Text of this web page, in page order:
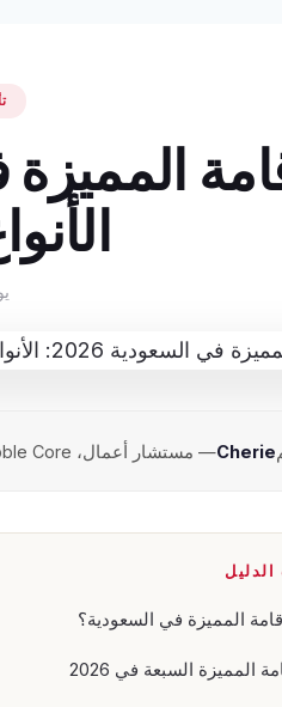
Cherie— مستشار أعمال، Noble Core · تحديث يونيو 2026
المميزة في السعودية؟
المميزة السبعة في 2026